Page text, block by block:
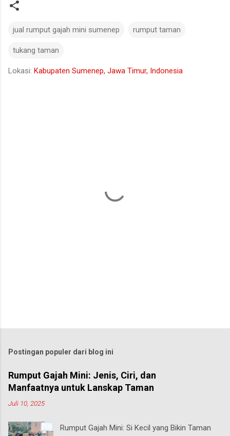
jual rumput gajah mini sumenep rumput taman
tukang taman
Lokasi: Kabupaten Sumenep, Jawa Timur, Indonesia
Postingan populer dari blog ini
Rumput Gajah Mini: Jenis, Ciri, dan
Manfaatnya untuk Lanskap Taman
Juli 10, 2025
Rumput Gajah Mini: Si Kecil yang Bikin Taman